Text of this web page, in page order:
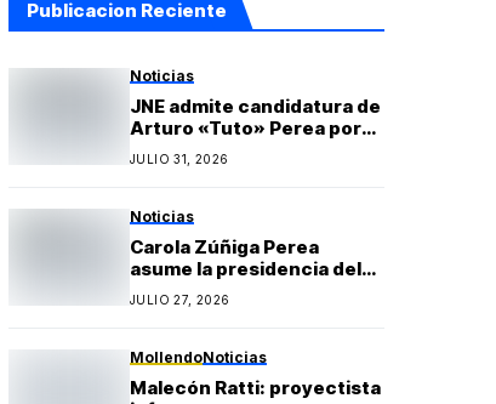
Publicacion Reciente
Noticias
JNE admite candidatura de
Arturo «Tuto» Perea por
Islay y oficializa lista
regional de Yo Arequipa
Gonzales
JULIO 31, 2026
Noticias
Carola Zúñiga Perea
asume la presidencia del
Rotary Club Puerto Bravo
Mollendo y anuncia
provincia de Islay
JULIO 27, 2026
MollendoNoticias
Malecón Ratti: proyectista